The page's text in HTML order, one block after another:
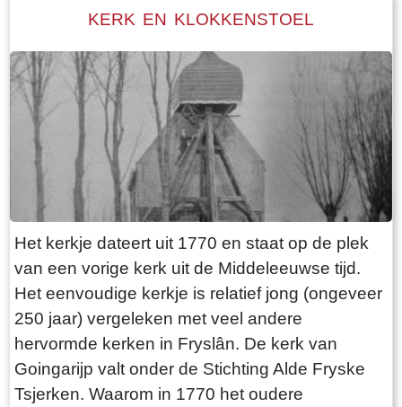
schaken.
we lezen in een advertentie van 24 oktober
1787 in de LC: De Secretaris ADEMA, zal op
Dinsdag den 30 October 1787 ’s Na demiddags
om 1 Uur, in het Waapen van Sneek by de
Finale Palm slag verkopen Een uitmuntende
ZATHE en LANDEN met de Huizinge, Schure,
Hovinge en wydere annexen gelegen in
Folsgare, groot in het geheel, 40 een tweede
Pondematen belast met 19 Floreen by JELLE
PYTTERS bewoond Petry en May 1793 vry van
Huur, te huur doende boven de lasten a 222
Car. Guldens waarop per Pondem. geboden is
111 g.gls. Jelle Pytters (Pieters) is de zoon van
Pytter Jelles en Ytie Jorrits. Pytter en Ytie zijn in
KERK EN KLOKKENSTOEL
Het kerkje dateert uit 1770 en staat op de plek
van een vorige kerk uit de Middeleeuwse tijd.
Het eenvoudige kerkje is relatief jong (ongeveer
250 jaar) vergeleken met veel andere
hervormde kerken in Fryslân. De kerk van
Goingarijp valt onder de Stichting Alde Fryske
Tsjerken. Waarom in 1770 het oudere